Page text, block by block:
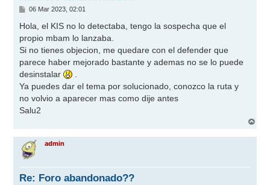
M
n
a
j
e
06 Mar 2023, 02:01
Hola, el KIS no lo detectaba, tengo la sospecha que el
propio mbam lo lanzaba.
Si no tienes objecion, me quedare con el defender que
parece haber mejorado bastante y ademas no se lo puede
desinstalar
Ya puedes dar el tema por solucionado, conozco la ruta y
no volvio a aparecer mas como dije antes
Salu2
r
admin
Re: Foro abandonado??